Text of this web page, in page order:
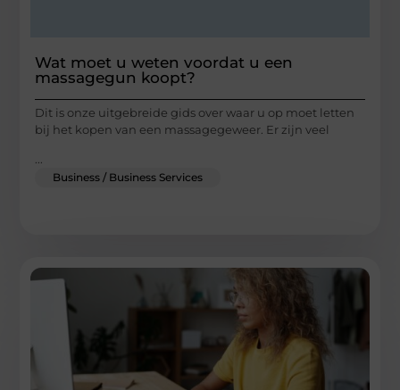
Wat moet u weten voordat u een
massagegun koopt?
Dit is onze uitgebreide gids over waar u op moet letten
bij het kopen van een massagegeweer. Er zijn veel
Business / Business Services